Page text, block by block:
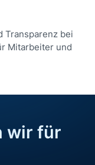
Transparenz bei
Mitarbeiter und
wir für